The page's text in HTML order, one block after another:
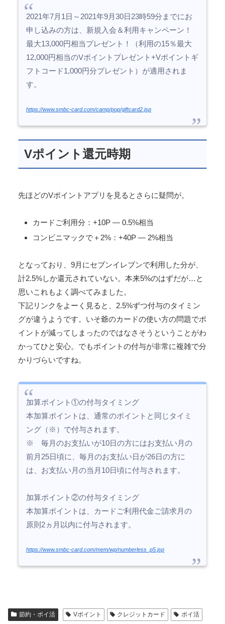
2021年7月1日～2021年9月30日23時59分までにお
申し込みの方は、新規入会＆利用キャンペーン！
最大13,000円相当プレゼント！（利用の15％最大
12,000円相当のVポイントプレゼント+Vポイントギ
フトコード1,000円分プレゼント）が適用されま
す。
https://www.smbc-card.com/camp/pop/giftcard2.jsp
Vポイント還元時期
先ほどのVポイントアプリを見るとさらに疑問が。
カードご利用分：+10P — 0.5%相当
コンビニマックで＋2%：+40P — 2%相当
となっており、9月にセブンイレブンで利用した分が、
計2.5%しか還元されていない。本来5%のはずだが…と
思いこれもよく調べてみました。
下記リンクをよーく見ると、2.5%ずつ付与のタイミン
グが違うようです。いそ爺のカードの使い方の問題でポ
イントが減ってしまったのではなさそうということがわ
かってひと安心。でもポイントの付与が非常に複雑で分
かりづらいですね。
加算ポイント①の付与タイミング
本加算ポイントは、通常のポイントと同じタイミ
ング（※）で付与されます。
※ 毎月のお支払いが10日の方にはお支払い月の
前月25日頃に、毎月のお支払い日が26日の方に
は、お支払い月の当月10日頃に付与されます。
加算ポイント②の付与タイミング
本加算ポイントは、カードご利用代金ご請求月の
原則2ヵ月以内に付与されます。
https://www.smbc-card.com/mem/wp/numberless_p5.jsp
節約・ポイ活 Vポイント クレジットカード ポイ活